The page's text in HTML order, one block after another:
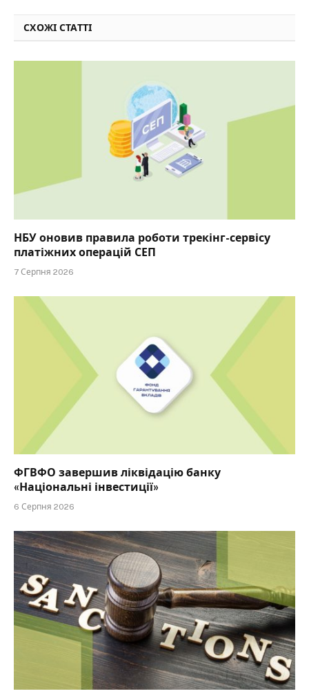
СХОЖІ СТАТТІ
НБУ оновив правила роботи трекінг-сервісу
платіжних операцій СЕП
7 Серпня 2026
ФГВФО завершив ліквідацію банку
«Національні інвестиції»
6 Серпня 2026